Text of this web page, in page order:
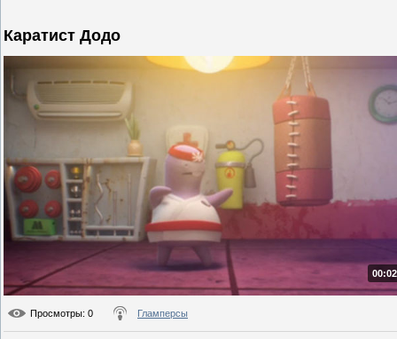
Каратист Додо
Просмотры: 0 Гламперсы